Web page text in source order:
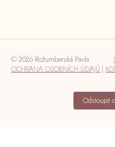
© 2026 Rožumberská Pavla
OCHRANA OSOBNÍCH ÚDAJŮ |
Odstoupit